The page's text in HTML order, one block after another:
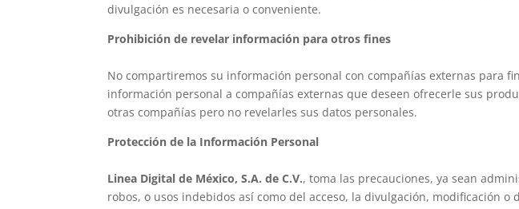
divulgación es necesaria o conveniente.
Prohibición de revelar información para otros fines
No compartiremos su información personal con compañías externas para
información personal a compañías externas que deseen ofrecerle sus
otras compañías pero no revelarles sus datos personales.
Protección de la Información Personal
Linea Digital de México, S.A. de C.V., toma las precauciones, ya sean
robos, o usos indebidos así como del acceso, la divulgación, modificación o